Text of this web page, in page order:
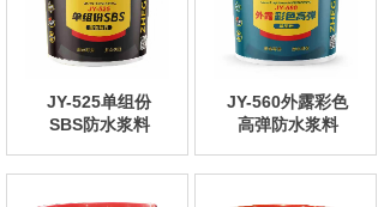
JY-525单组份
SBS防水浆料
JY-560外露彩色
高弹防水浆料